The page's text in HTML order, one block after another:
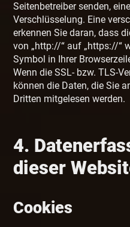
Seitenbetreiber senden,
Verschlüsselung. Eine
erkennen Sie daran, dass
von „http://“ auf „https://“
Symbol in Ihrer
Wenn die SSL- bzw. TLS-
können die Daten, die Sie
Dritten mitgelesen werden.
4.
dieser
Cookies